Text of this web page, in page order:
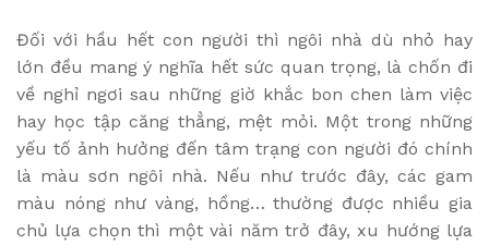
Đối với hầu hết con người thì ngôi nhà dù nhỏ hay
lớn đều mang ý nghĩa hết sức quan trọng, là chốn đi
về nghỉ ngơi sau những giờ khắc bon chen làm việc
hay học tập căng thẳng, mệt mỏi. Một trong những
yếu tố ảnh hưởng đến tâm trạng con người đó chính
là màu sơn ngôi nhà. Nếu như trước đây, các gam
màu nóng như vàng, hồng… thường được nhiều gia
chủ lựa chọn thì một vài năm trở đây, xu hướng lựa